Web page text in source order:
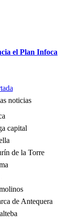
el Plan Infoca
noticias
capital
de la Torre
de Antequera